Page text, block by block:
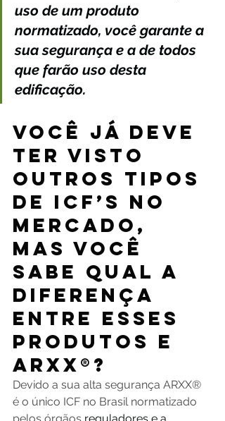
uso de um produto
normatizado, você garante a
sua segurança e a de todos
que farão uso desta
edificação.
VOCÊ JÁ DEVE
TER VISTO
OUTROS TIPOS
DE ICF’s NO
MERCADO,
MAS VOCÊ
SABE QUAL A
DIFERENÇA
ENTRE ESSES
PRODUTOS E
ARXX®?
Devido a sua alta segurança ARXX®
é o único ICF no Brasil normatizado